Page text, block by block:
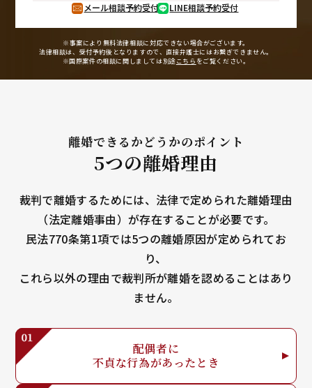
メール相談予約受付 LINE相談予約受付
※事案により無料法律相談に対応できない場合がございます。
法律相談は、受付予約後となりますので、 直接弁護士にはお繋ぎできません。
※国際案件の相談に関しましては別途こちら をご覧ください。
離婚できるかどうかのポイント
5つの離婚理由
裁判で離婚するためには、法律で定められた離婚理由
（法定離婚事由）が存在することが必要です。
民法770条第1項では5つの離婚原因が定められてお
り、
これら以外の理由で裁判所が離婚を認めることはあり
ません。
配偶者に
不貞な行為があったとき